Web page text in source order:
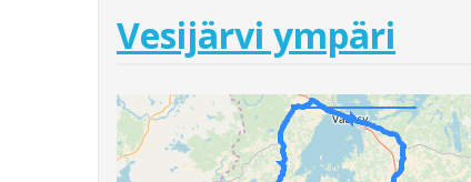
Vesijärvi ympäri